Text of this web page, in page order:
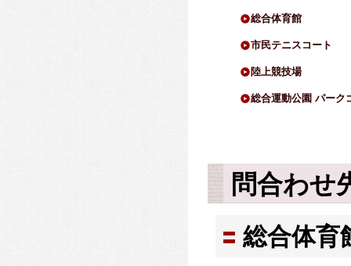
総合体育館
市民テニスコート
陸上競技場
総合運動公園 パーク
問合わせ
総合体育